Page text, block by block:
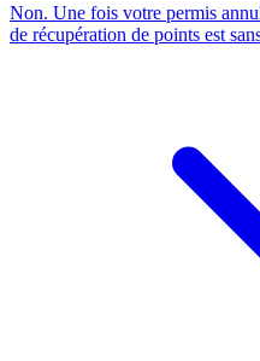
Non. Une fois votre permis
de récupération de points est